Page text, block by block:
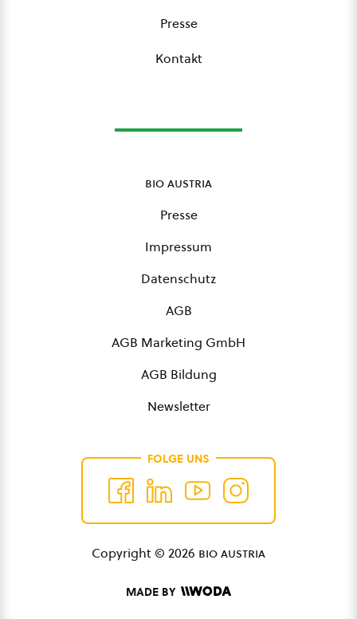
Presse
Kontakt
bio austria
Presse
Impressum
Datenschutz
AGB
AGB Marketing GmbH
AGB Bildung
Newsletter
FOLGE UNS
Copyright © 2026 bio austria
MADE BY